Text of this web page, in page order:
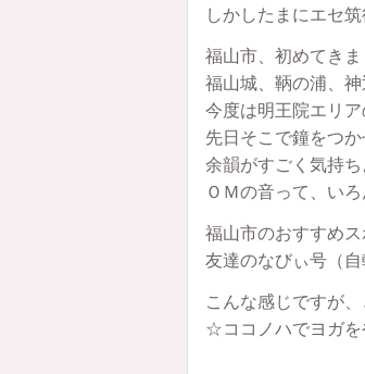
しかしたまにエセ
福山市、初めてきま
福山城、鞆の浦、
今度は明王院エリア
先日そこで鐘をつか
余韻がすごく気持
ＯＭの音って、い
福山市のおすすめ
友達のなびぃ号（
こんな感じですが
☆ココノハでヨガ